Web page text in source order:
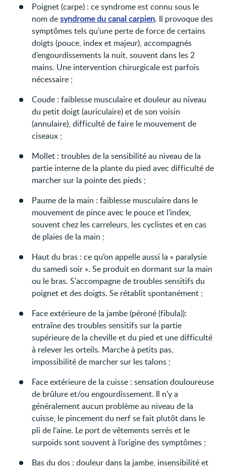
Poignet (carpe) : ce syndrome est connu sous le
nom desyndrome du canal carpien. Il provoque des
symptômes tels qu’une perte de force de certains
doigts (pouce, index et majeur), accompagnés
d’engourdissements la nuit, souvent dans les 2
mains. Une intervention chirurgicale est parfois
nécessaire ;
Coude : faiblesse musculaire et douleur au niveau
du petit doigt (auriculaire) et de son voisin
(annulaire), difficulté de faire le mouvement de
ciseaux ;
Mollet : troubles de la sensibilité au niveau de la
partie interne de la plante du pied avec difficulté de
marcher sur la pointe des pieds ;
Paume de la main : faiblesse musculaire dans le
mouvement de pince avec le pouce et l’index,
souvent chez les carreleurs, les cyclistes et en cas
de plaies de la main ;
Haut du bras : ce qu’on appelle aussi la « paralysie
du samedi soir ». Se produit en dormant sur la main
ou le bras. S'accompagne de troubles sensitifs du
poignet et des doigts. Se rétablit spontanément ;
Face extérieure de la jambe (péroné (fibula)):
entraîne des troubles sensitifs sur la partie
supérieure de la cheville et du pied et une difficulté
à relever les orteils. Marche à petits pas,
impossibilité de marcher sur les talons ;
Face extérieure de la cuisse : sensation douloureuse
de brûlure et/ou engourdissement. Il n'y a
généralement aucun problème au niveau de la
cuisse, le pincement du nerf se fait plutôt dans le
pli de l'aine. Le port de vêtements serrés et le
surpoids sont souvent à l’origine des symptômes ;
Bas du dos : douleur dans la jambe, insensibilité et